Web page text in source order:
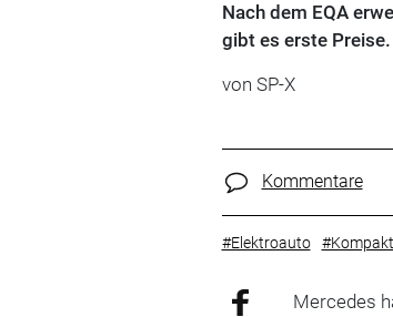
Nach dem EQA
gibt es erste Preise.
von SP-X
Kommentare
#Elektroauto
Mercedes